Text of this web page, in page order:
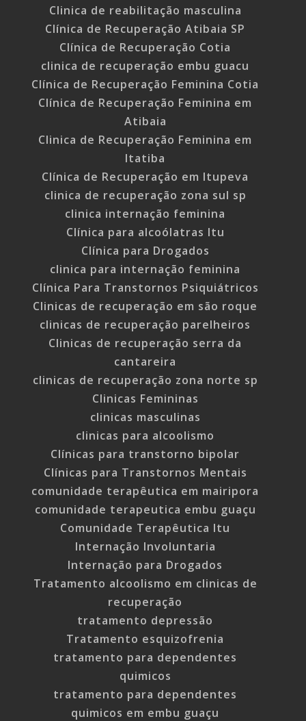
Clinica de reabilitação masculina
Clínica de Recuperação Atibaia SP
Clínica de Recuperação Cotia
clinica de recuperação embu guacu
Clínica de Recuperação Feminina Cotia
Clínica de Recuperação Feminina em
Atibaia
Clinica de Recuperação Feminina em
Itatiba
Clínica de Recuperação em Itupeva
clinica de recuperação zona sul sp
clinica internação feminina
Clínica para alcoólatras Itu
Clínica para Drogados
clinica para internação feminina
Clínica Para Transtornos Psiquiátricos
Clinicas de recuperação em são roque
clinicas de recuperação parelheiros
Clinicas de recuperação serra da
cantareira
clinicas de recuperação zona norte sp
Clinicas Femininas
clinicas masculinas
clinicas para alcoolismo
Clínicas para transtorno bipolar
Clínicas para Transtornos Mentais
comunidade terapêutica em mairipora
comunidade terapeutica embu guaçu
Comunidade Terapêutica Itu
Internação Involuntaria
Internação para Drogados
Tratamento alcoolismo em clinicas de
recuperação
tratamento depressão
Tratamento esquizofrenia
tratamento para dependentes
quimicos
tratamento para dependentes
quimicos em embu guaçu